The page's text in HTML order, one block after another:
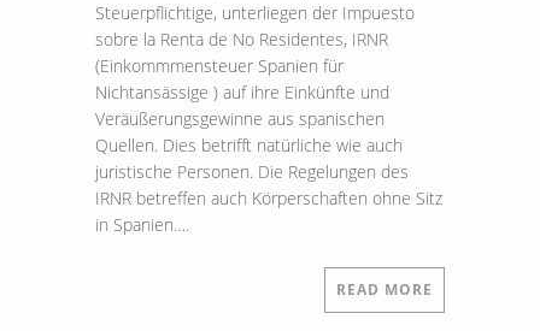
Steuerpflichtige, unterliegen der Impuesto
sobre la Renta de No Residentes, IRNR
(Einkommmensteuer Spanien für
Nichtansässige ) auf ihre Einkünfte und
Veräußerungsgewinne aus spanischen
Quellen. Dies betrifft natürliche wie auch
juristische Personen. Die Regelungen des
IRNR betreffen auch Körperschaften ohne Sitz
in Spanien….
READ MORE